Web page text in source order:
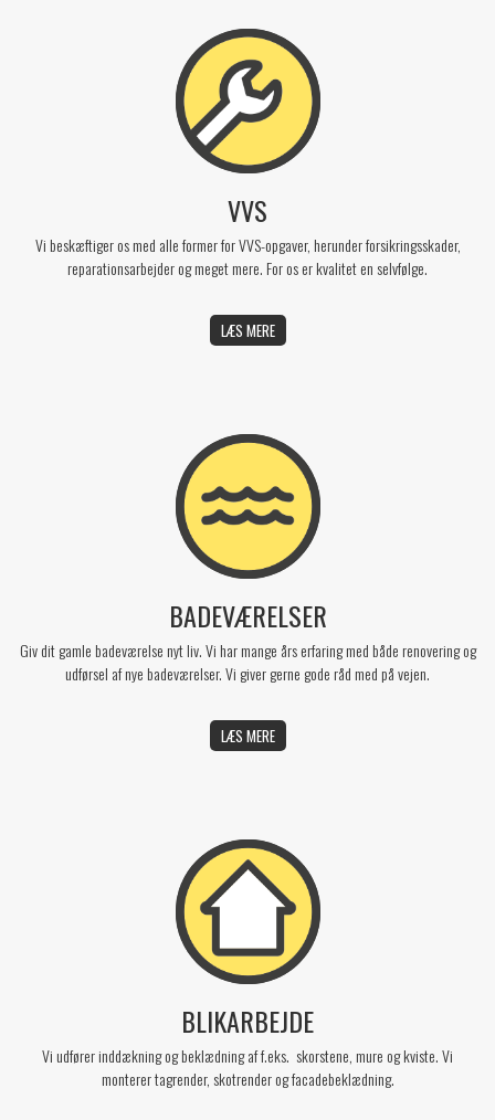
VVS
Vi beskæftiger os med alle former for VVS-opgaver, herunder forsikringsskader,
reparationsarbejder og meget mere. For os er kvalitet en selvfølge.
LÆS MERE
BADEVÆRELSER
Giv dit gamle badeværelse nyt liv. Vi har mange års erfaring med både renovering og
udførsel af nye badeværelser. Vi giver gerne gode råd med på vejen.
LÆS MERE
BLIKARBEJDE
Vi udfører inddækning og beklædning af f.eks. skorstene, mure og kviste. Vi
monterer tagrender, skotrender og facadebeklædning.